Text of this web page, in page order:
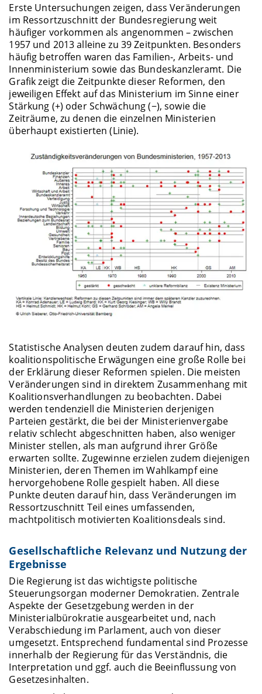
Erste Untersuchungen zeigen, dass Veränderungen
im Ressortzuschnitt der Bundesregierung weit
häufiger vorkommen als angenommen – zwischen
1957 und 2013 alleine zu 39 Zeitpunkten. Besonders
häufig betroffen waren das Familien-, Arbeits- und
Innenministerium sowie das Bundeskanzleramt. Die
Grafik zeigt die Zeitpunkte dieser Reformen, den
jeweiligen Effekt auf das Ministerium im Sinne einer
Stärkung (+) oder Schwächung (−), sowie die
Zeiträume, zu denen die einzelnen Ministerien
überhaupt existierten (Linie).
Statistische Analysen deuten zudem darauf hin, dass
koalitionspolitische Erwägungen eine große Rolle bei
der Erklärung dieser Reformen spielen. Die meisten
Veränderungen sind in direktem Zusammenhang mit
Koalitionsverhandlungen zu beobachten. Dabei
werden tendenziell die Ministerien derjenigen
Parteien gestärkt, die bei der Ministerienvergabe
relativ schlecht abgeschnitten haben, also weniger
Minister stellen, als man aufgrund ihrer Größe
erwarten sollte. Zugewinne erzielen zudem diejenigen
Ministerien, deren Themen im Wahlkampf eine
hervorgehobene Rolle gespielt haben. All diese
Punkte deuten darauf hin, dass Veränderungen im
Ressortzuschnitt Teil eines umfassenden,
machtpolitisch motivierten Koalitionsdeals sind.
Gesellschaftliche Relevanz und Nutzung der
Ergebnisse
Die Regierung ist das wichtigste politische
Steuerungsorgan moderner Demokratien. Zentrale
Aspekte der Gesetzgebung werden in der
Ministerialbürokratie ausgearbeitet und, nach
Verabschiedung im Parlament, auch von dieser
umgesetzt. Entsprechend fundamental sind Prozesse
innerhalb der Regierung für das Verständnis, die
Interpretation und ggf. auch die Beeinflussung von
Gesetzesinhalten.